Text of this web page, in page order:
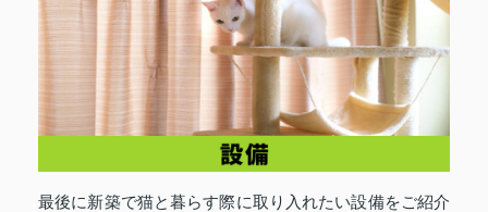
最後に新築で猫と暮らす際に取り入れたい設備をご紹介